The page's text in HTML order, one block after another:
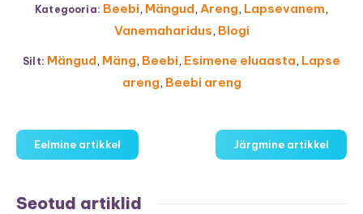
Kategooria: Beebi, Mängud, Areng, Lapsevanem,
Vanemaharidus, Blogi
Silt: Mängud, Mäng, Beebi, Esimene eluaasta, Lapse
areng, Beebi areng
Eelmine artikkel Järgmine artikkel
Seotud artiklid